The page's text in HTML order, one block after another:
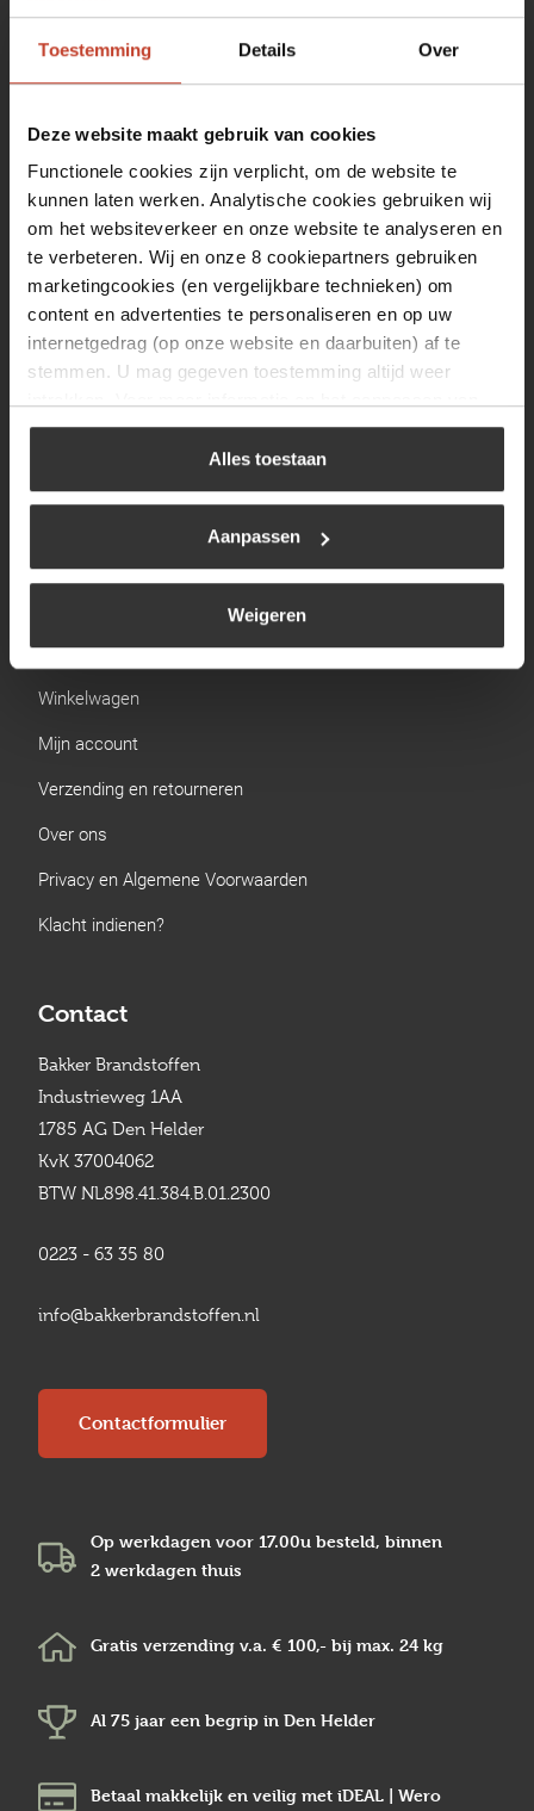
Toestemming Details Over
Deze website maakt gebruik van cookies
Functionele cookies zijn verplicht, om de website te
kunnen laten werken. Analytische cookies gebruiken wij
om het websiteverkeer en onze website te analyseren en
te verbeteren. Wij en onze 8 cookiepartners gebruiken
marketingcookies (en vergelijkbare technieken) om
content en advertenties te personaliseren en op uw
internetgedrag (op onze website en daarbuiten) af te
stemmen. U mag gegeven toestemming altijd weer
uw keuze op onze website verwijzen wij u naar ons
Alles toestaan
Aanpassen
Weigeren
Woensdag
Donderdag
08:00 tot 17:00
Vrijdag
08:00 tot 17:00
Zaterdag
09:30 tot 12:00
Zondag
Gesloten
Navigatie
BBQ
Brandstoffen
Verwarming
Links
Winkelwagen
Mijn account
Verzending en retourneren
Over ons
Privacy en Algemene Voorwaarden
Klacht indienen?
Contact
Bakker Brandstoffen
Industrieweg 1AA
1785 AG Den Helder
KvK 37004062
BTW NL898.41.384.B.01.2300
0223 - 63 35 80
info@bakkerbrandstoffen.nl
Contactformulier
Op werkdagen voor 17.00u besteld, binnen
2 werkdagen thuis
Gratis verzending v.a. € 100,- bij max. 24 kg
Al 75 jaar een begrip in Den Helder
Betaal makkelijk en veilig met iDEAL | Wero